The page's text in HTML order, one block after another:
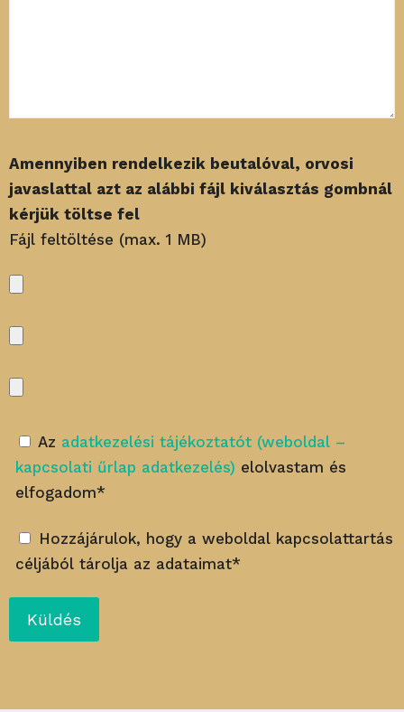
Amennyiben rendelkezik beutalóval, orvosi
javaslattal azt az alábbi fájl kiválasztás gombnál
kérjük töltse fel
Fájl feltöltése (max. 1 MB)
Az adatkezelési tájékoztatót (weboldal –
kapcsolati űrlap adatkezelés) elolvastam és
elfogadom*
Hozzájárulok, hogy a weboldal kapcsolattartás
céljából tárolja az adataimat*